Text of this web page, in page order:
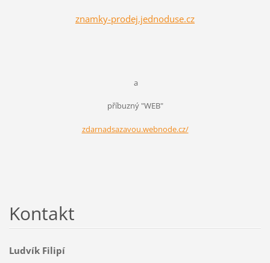
znamky-prodej.jednoduse.cz
a
příbuzný "WEB"
zdarnadsazavou.webnode.cz/
Kontakt
Ludvík Filipí